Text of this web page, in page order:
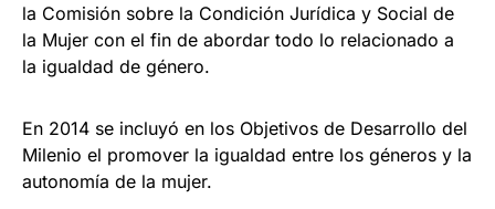
la Comisión sobre la Condición Jurídica y Social de
la Mujer con el fin de abordar todo lo relacionado a
la igualdad de género.
En 2014 se incluyó en los Objetivos de Desarrollo del
Milenio el promover la igualdad entre los géneros y la
autonomía de la mujer.